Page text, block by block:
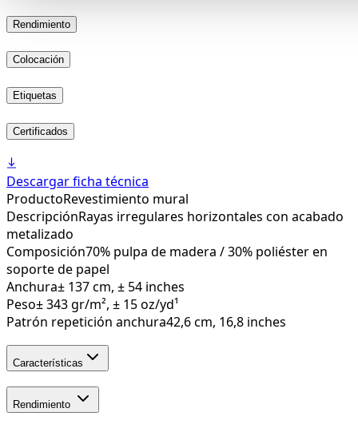
Rendimiento
Colocación
Etiquetas
Certificados
Descargar ficha técnica
ProductoRevestimiento mural
DescripciónRayas irregulares horizontales con acabado
metalizado
Composición70% pulpa de madera / 30% poliéster en
soporte de papel
Anchura± 137 cm, ± 54 inches
Peso± 343 gr/m², ± 15 oz/yd¹
Patrón repetición anchura42,6 cm, 16,8 inches
Características
Rendimiento